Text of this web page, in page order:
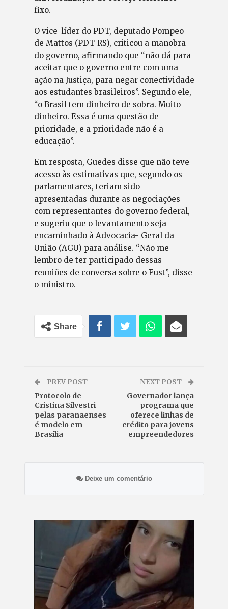
fixo.
O vice-líder do PDT, deputado Pompeo
de Mattos (PDT-RS), criticou a manobra
do governo, afirmando que “não dá para
aceitar que o governo entre com uma
ação na Justiça, para negar conectividade
aos estudantes brasileiros”. Segundo ele,
“o Brasil tem dinheiro de sobra. Muito
dinheiro. Essa é uma questão de
prioridade, e a prioridade não é a
educação”.
Em resposta, Guedes disse que não teve
acesso às estimativas que, segundo os
parlamentares, teriam sido
apresentadas durante as negociações
com representantes do governo federal,
e sugeriu que o levantamento seja
encaminhado à Advocacia- Geral da
União (AGU) para análise. “Não me
lembro de ter participado dessas
reuniões de conversa sobre o Fust”, disse
o ministro.
Share
PREV POST
Protocolo de
Cristina Silvestri
pelas paranaenses
é modelo em
Brasília
NEXT POST
Governador lança
programa que
oferece linhas de
crédito para jovens
empreendedores
Deixe um comentário